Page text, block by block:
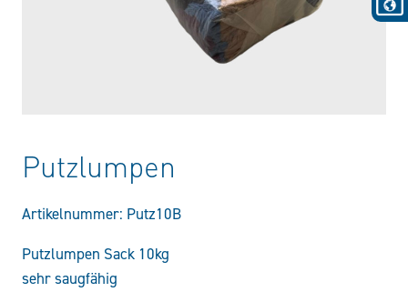
Putzlumpen
Artikelnummer: Putz10B
Putzlumpen Sack 10kg
sehr saugfähig